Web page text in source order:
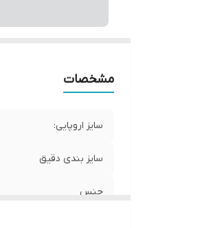
مشخصات
سایز اروپایی:
سایز بندی دقیق
جنس